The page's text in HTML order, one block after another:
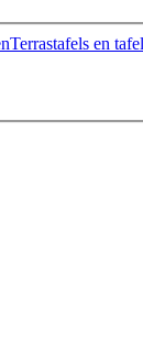
Terrastafels en